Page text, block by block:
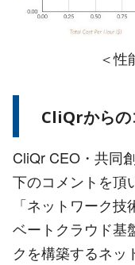
＜性
CliQrからの
CliQr CEO・共同
下のコメントを頂
「ネットワーク
ベートクラウド基
クを構築するネッ